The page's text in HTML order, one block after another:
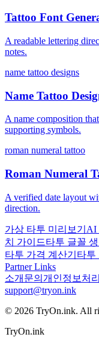
Tattoo Font
A readable lettering
notes.
name tattoo designs
Name Tattoo
A name composition
supporting symbols.
roman numeral tattoo
Roman Numeral
A verified date layout
direction.
가상 타투 미리보기 AI
치 가이드타투 글꼴 생
타투 가격 계산기 타투
Partner Links
소개 문의 개인정보처
support@tryon.ink
© 2026 TryOn.ink. All
TryOn.ink